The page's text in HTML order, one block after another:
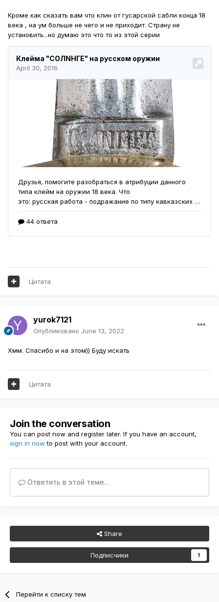
Кроме как сказать вам что клин от гусарской сабли конца 18
века , на ум больше не чего и не приходит. Страну не
установить...но думаю это что то из этой серии
Цитата
yurok7121
Опубликовано June 13, 2022
Хмм. Спасибо и на этом)) Буду искать
Цитата
Join the conversation
You can post now and register later. If you have an account,
sign in now to post with your account.
Ответить в этой теме...
Share
Подписчики 1
Перейти к списку тем